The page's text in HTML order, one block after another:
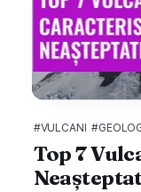
#VULCANI
Top 7